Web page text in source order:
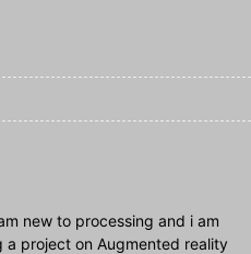
new to processing and i am
a project on Augmented reality